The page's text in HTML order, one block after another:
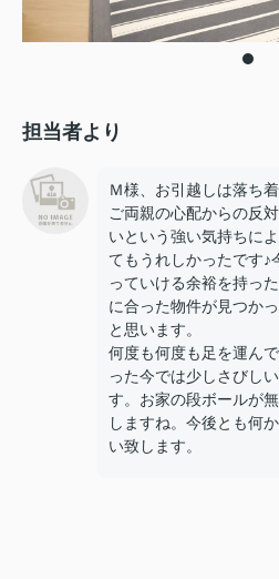
担当者より
Ｍ様、お引越しは落ち
ご両親の心配からの反
いという強い気持ちに
てもうれしかったです♪
っていける余裕を持っ
に合った物件が見つか
と思います。
何度も何度も足を運ん
った今では少しさびし
す。お家の段ボールが
しますね。今後とも何
い致します。